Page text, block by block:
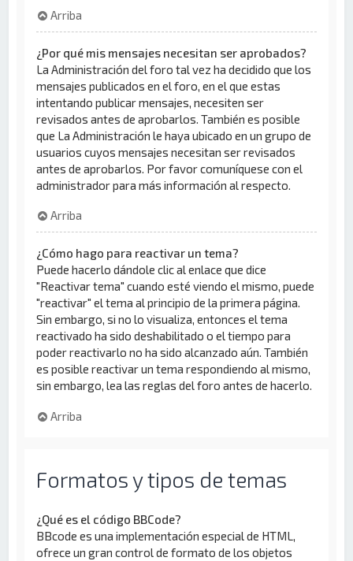
Arriba
¿Por qué mis mensajes necesitan ser aprobados?
La Administración del foro tal vez ha decidido que los
mensajes publicados en el foro, en el que estas
intentando publicar mensajes, necesiten ser
revisados antes de aprobarlos. También es posible
que La Administración le haya ubicado en un grupo de
usuarios cuyos mensajes necesitan ser revisados
antes de aprobarlos. Por favor comuníquese con el
administrador para más información al respecto.
Arriba
¿Cómo hago para reactivar un tema?
Puede hacerlo dándole clic al enlace que dice
"Reactivar tema" cuando esté viendo el mismo, puede
"reactivar" el tema al principio de la primera página.
Sin embargo, si no lo visualiza, entonces el tema
reactivado ha sido deshabilitado o el tiempo para
poder reactivarlo no ha sido alcanzado aún. También
es posible reactivar un tema respondiendo al mismo,
sin embargo, lea las reglas del foro antes de hacerlo.
Arriba
Formatos y tipos de temas
¿Qué es el código BBCode?
BBcode es una implementación especial de HTML,
ofrece un gran control de formato de los objetos